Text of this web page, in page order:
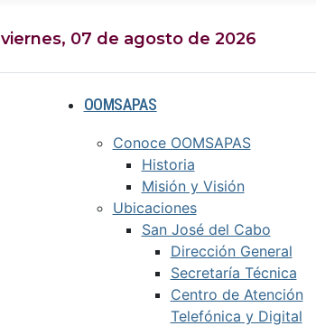
viernes, 07 de agosto de 2026
OOMSAPAS
Conoce OOMSAPAS
Historia
Misión y Visión
Ubicaciones
San José del Cabo
Dirección General
Secretaría Técnica
Centro de Atención
Telefónica y Digital